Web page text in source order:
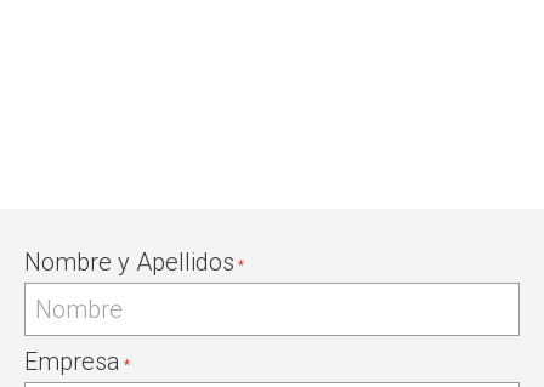
Nombre y Apellidos *
Empresa *